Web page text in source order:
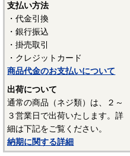
通鋼に特殊な元素が加えられ
ト、小ねじ、タッピンねじ、
造用炭素鋼線（SWCH）がよ
間圧延鋼板（SPCC）等、ば
スプリングピンや歯付き座金
S70CM）等でメーカーや製品
ます。当サイトでは特定の材
鉄鋼材料を一般名称の「鉄」
－－－－－－－－－－－－－
☆ねじに使用される材料につ
います。ご参照ください。
支払い方法
・代金引換
・銀行振込
・掛売取引
・クレジットカード
商品代金のお支払いについて
出荷について
通常の商品（ネジ類）は、２～
３営業日で出荷いたします。詳
細は下記をご覧ください。
納期に関する詳細